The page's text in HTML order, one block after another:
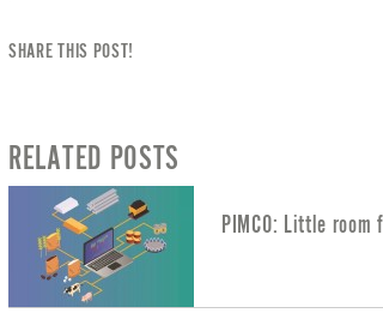
SHARE THIS POST!
RELATED POSTS
PIMCO: Little